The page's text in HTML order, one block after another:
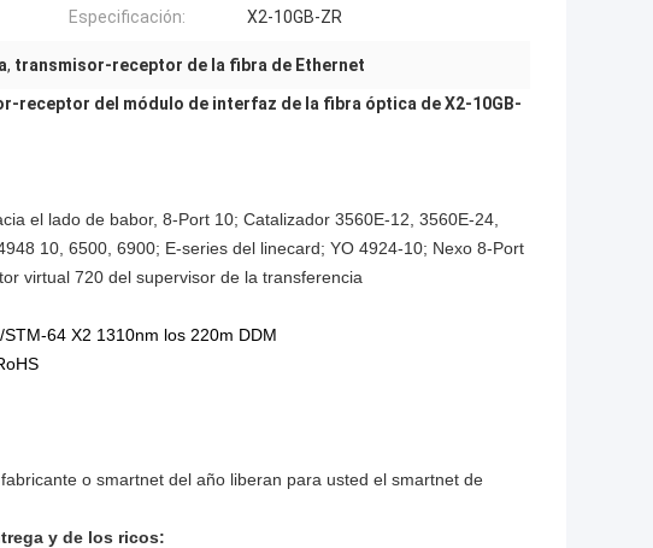
Especificación: X2-10GB-ZR
, transmisor-receptor de la fibra de Ethernet
receptor del módulo de interfaz de la fibra óptica de X2-10GB-
el lado de babor, 8-Port 10; Catalizador 3560E-12, 3560E-24,
10, 6500, 6900; E-series del linecard; YO 4924-10; Nexo 8-Port
virtual 720 del supervisor de la transferencia
64 X2 1310nm los 220m DDM
o smartnet del año liberan para usted el smartnet de
y de los ricos: